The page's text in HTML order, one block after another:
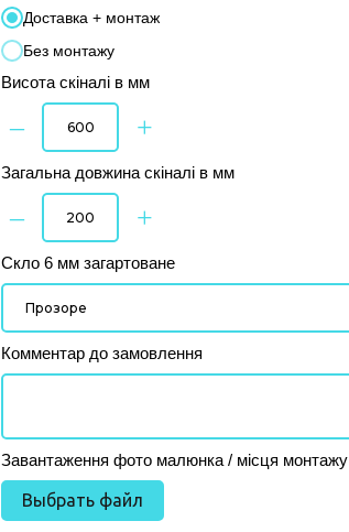
Доставка + монтаж
Без монтажу
Висота скіналі в мм
– +
Загальна довжина скіналі в мм
– +
Скло 6 мм загартоване
Комментар до замовлення
Завантаження фото малюнка / місця монтажу
Выбрать файл